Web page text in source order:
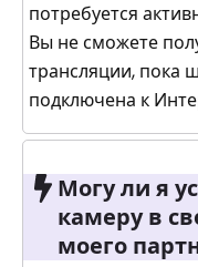
потребуется
Вы не сможете
трансляции, пока
подключена к
Могу ли я
камеру в
моего